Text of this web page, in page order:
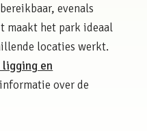
evenals
maakt het park ideaal
locaties werkt.
en
over de